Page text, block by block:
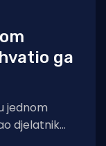
ga
jednom
djelatnik